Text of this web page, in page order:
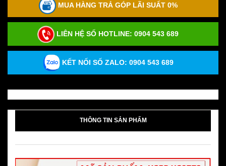
MUA HÀNG TRẢ GÓP LÃI SUẤT 0%
LIÊN HỆ SỐ HOTLINE: 0904 543 689
KẾT NỐI SỐ ZALO: 0904 543 689
THÔNG TIN SẢN PHẨM